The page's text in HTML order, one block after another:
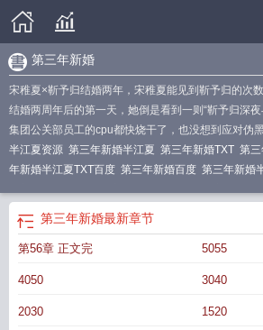
第三年新婚
宋稚夏×靳予归结婚两年，宋稚夏能见到靳予归的次
结婚两周年后的第一天，她倒是看到一则“靳予归深
集团公关部员工的cpu都快烧干了，也没想到应对伪
半江夏资源 第三年新婚半江夏 第三年新婚TXT 第
年新婚半江夏TXT百度 第三年新婚百度 第三年新婚
第三年新婚半江夏全文免费阅读
夏 第三年新婚txt
年新婚TXT百度第三年新婚番外 三年新婚不上心
第三年新婚最新章节
第56章 正文完 5055
4050 3040
2030 1520